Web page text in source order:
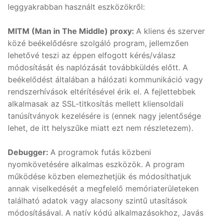
leggyakrabban használt eszközökről:
MITM (Man in The Middle) proxy: A kliens és szerver
közé beékelődésre szolgáló program, jellemzően
lehetővé teszi az éppen elfogott kérés/válasz
módosítását és naplózását továbbküldés előtt. A
beékelődést általában a hálózati kommunikáció vagy
rendszerhívások eltérítésével érik el. A fejlettebbek
alkalmasak az SSL-titkosítás mellett kliensoldali
tanúsítványok kezelésére is (ennek nagy jelentősége
lehet, de itt helyszűke miatt ezt nem részletezem).
Debugger: A programok futás közbeni
nyomkövetésére alkalmas eszközök. A program
működése közben elemezhetjük és módosíthatjuk
annak viselkedését a megfelelő memóriaterületeken
található adatok vagy alacsony szintű utasítások
módosításával. A natív kódú alkalmazásokhoz, Javás